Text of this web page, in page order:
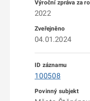
2022
04.01.2024
100508